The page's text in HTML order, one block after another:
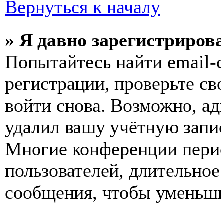
Вернуться к началу
» Я давно
Попытайтесь найти
регистрации, проверьте
войти снова. Возможно,
удалил вашу учётную
Многие конференции
пользователей,
сообщения, чтобы